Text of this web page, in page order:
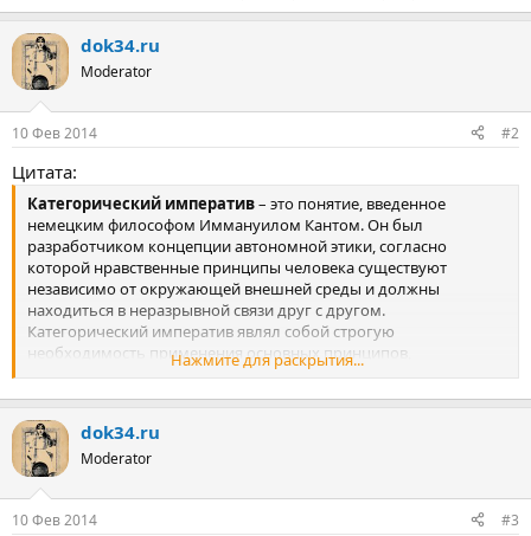
dok34.ru
Moderator
10 Фев 2014 #2
Цитата:
Категорический императив– это понятие, введенное
немецким философом Иммануилом Кантом. Он был
разработчиком концепции автономной этики, согласно
которой нравственные принципы человека существуют
независимо от окружающей внешней среды и должны
находиться в неразрывной связи друг с другом.
Категорический императив являл собой строгую
необходимость применения основных принципов,
определяющих поведение человека.
Человек, согласно учению Канта, представляет собой высшую
ценность. У каждого человека есть чувство собственного
достоинства, которое он тщательно оберегает. Но другой
человек тоже обладает чувством собственного достоинства.
Соответственно, человек обладает свободой выбора поступков
в рамках понимания чувств другого человека. Все поступки
Нажмите для раскрытия...
dok34.ru
Moderator
10 Фев 2014 #3